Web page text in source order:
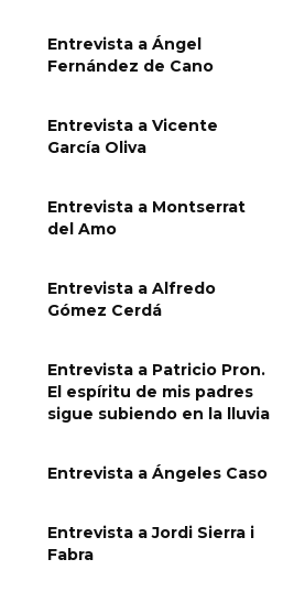
Entrevista a Ángel
Fernández de Cano
Entrevista a Vicente
García Oliva
Entrevista a Montserrat
del Amo
Entrevista a Alfredo
Gómez Cerdá
Entrevista a Patricio Pron.
El espíritu de mis padres
sigue subiendo en la lluvia
Entrevista a Ángeles Caso
Entrevista a Jordi Sierra i
Fabra